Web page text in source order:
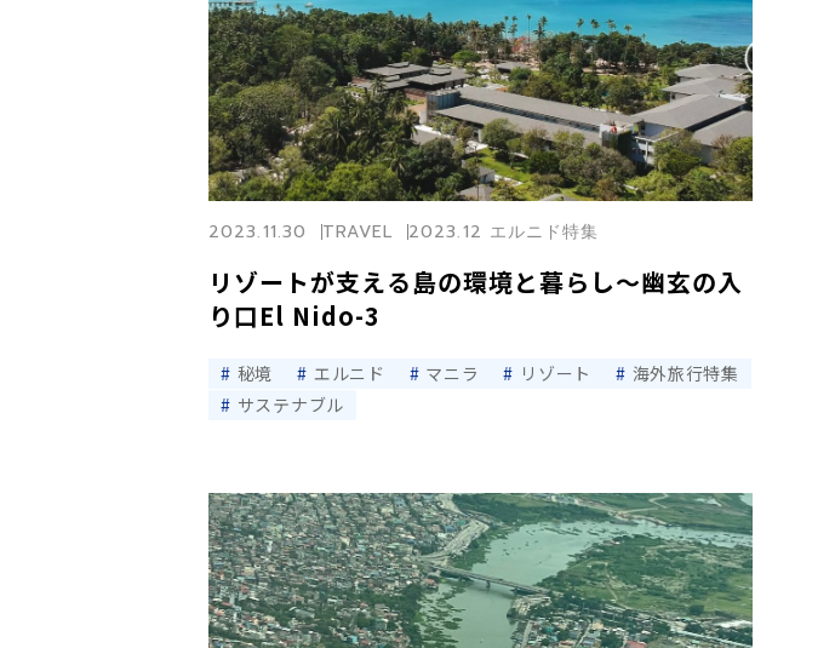
リゾートが支える島の環境と暮らし〜幽玄の入
り口El Nido-3
2023.11.30 TRAVEL 2023.12 エルニド特集
秘境 エルニド マニラ リゾート
海外旅行特集
サステナブル